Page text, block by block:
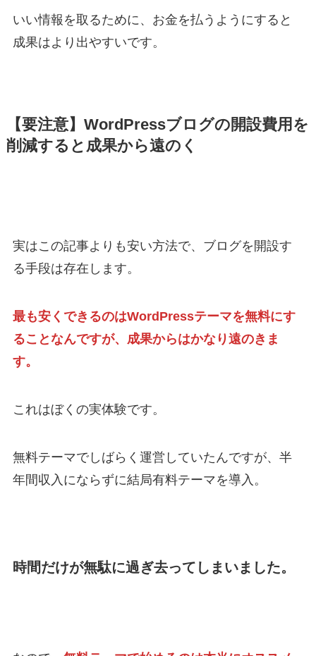
いい情報を取るために、お金を払うようにすると
成果はより出やすいです。
【要注意】WordPressブログの開設費用を
削減すると成果から遠のく
実はこの記事よりも安い方法で、ブログを開設す
る手段は存在します。
最も安くできるのはWordPressテーマを無料にす
ることなんですが、成果からはかなり遠のきま
す。
これはぼくの実体験です。
無料テーマでしばらく運営していたんですが、半
年間収入にならずに結局有料テーマを導入。
時間だけが無駄に過ぎ去ってしまいました。